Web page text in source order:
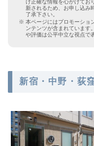
け正確な情報を心がけてお
新されるため、お申し込み
了承下さい。
本ページにはプロモーショ
ンテンツが含まれています
や評価は公平中立な視点で
新宿・中野・荻